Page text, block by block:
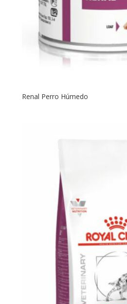
Renal Perro Húmedo